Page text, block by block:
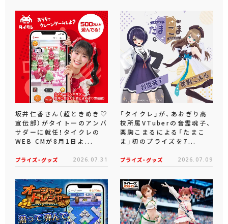
坂井仁香さん（超ときめき♡
宣伝部）がタイトーのアンバ
サダーに就任！タイクレの
WEB CMが8月1日よ...
プライズ・グッズ 2026.07.31
「タイクレ」が、あおぎり高
校所属VTuberの音霊魂子、
栗駒こまるによる「たまこ
ま」初のプライズを7...
プライズ・グッズ 2026.07.09